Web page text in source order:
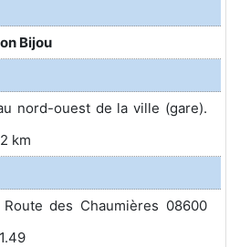
Bijou
nord-ouest de la ville (gare).
km
des Chaumières 08600